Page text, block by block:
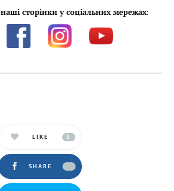
сторінки у соціальних мережах:
LIKE 5
SHARE